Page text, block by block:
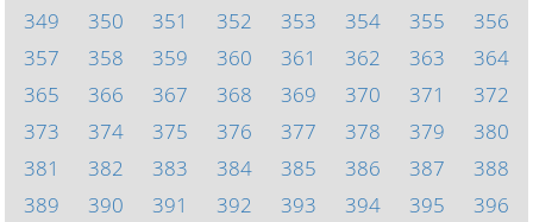
349
350 351 352 353 354 355
356
357
358 359 360 361 362 363
364
365
366 367 368 369 370 371
372
373
374 375 376 377 378 379
380
381
382 383 384 385 386 387
388
389
390 391 392 393 394 395
396